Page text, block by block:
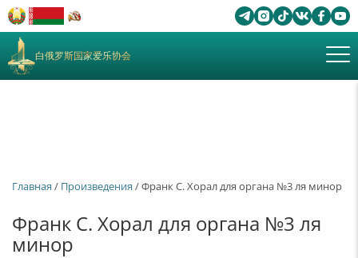
白俄罗斯国家爱乐协会
Главная / Произведения / Франк С. Хорал для органа №3 ля минор
Франк С. Хорал для органа №3 ля
минор